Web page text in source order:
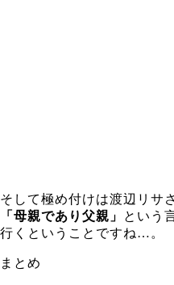
そして極め付けは渡辺リサ
「母親であり父親」
という
行くということですね…。
まとめ